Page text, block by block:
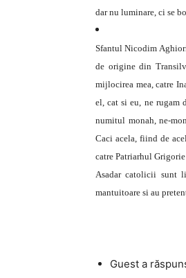
dar nu luminare, ci se
Sfantul Nicodim
de origine din
mijlocirea mea, catre
el, cat si eu, ne rugam
numitul monah, ne-
Caci acela, fiind de
catre Patriarhul
Asadar catolicii sunt
mantuitoare si au
Guest a